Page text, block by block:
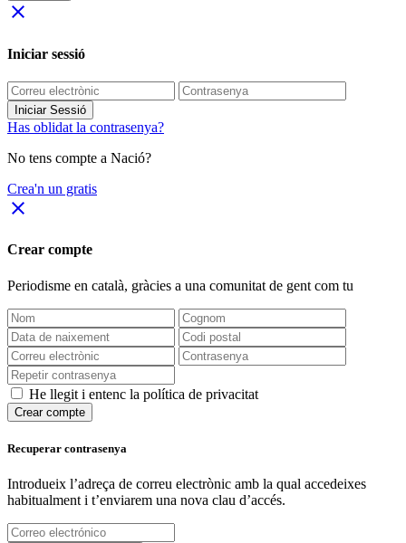
close
Iniciar sessió
Iniciar Sessió
Has oblidat la contrasenya?
No tens compte a Nació?
Crea'n un gratis
close
Crear compte
Periodisme en català, gràcies a una comunitat de gent com tu
He llegit i entenc la política de privacitat
Crear compte
Recuperar contrasenya
Introdueix l’adreça de correu electrònic amb la qual accedeixes
habitualment i t’enviarem una nova clau d’accés.